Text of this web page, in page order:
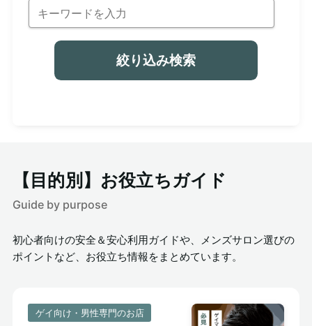
絞り込み検索
【目的別】お役立ちガイド
Guide by purpose
初心者向けの安全＆安心利用ガイドや、メンズサロン選びの
ポイントなど、お役立ち情報をまとめています。
ゲイ向け・男性専門のお店